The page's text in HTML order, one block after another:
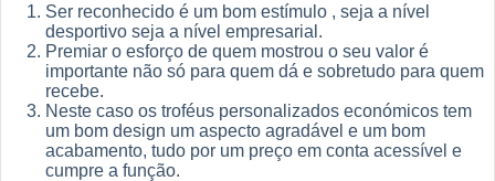
Ser reconhecido é um bom estímulo , seja a nível
desportivo seja a nível empresarial.
Premiar o esforço de quem mostrou o seu valor é
importante não só para quem dá e sobretudo para quem
recebe.
Neste caso os troféus personalizados económicos tem
um bom design um aspecto agradável e um bom
acabamento, tudo por um preço em conta acessível e
cumpre a função.